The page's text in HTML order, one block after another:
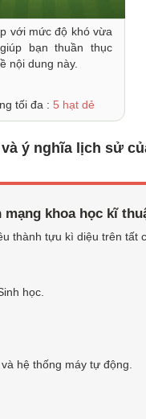
với mức độ khó vừa
bạn thuần thục
nội dung này.
tối đa :5 hạt dẻ
ý nghĩa lịch sử
khoa học kĩ
thành tựu kì diệu trên tất
học.
hệ thống máy tự động.